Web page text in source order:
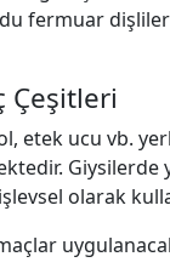
fermuar
Çeşitleri
etek ucu vb.
olarak